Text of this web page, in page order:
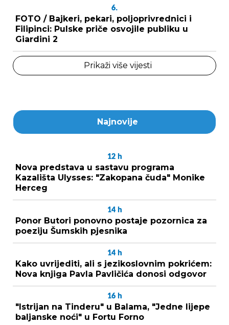
6.
FOTO / Bajkeri, pekari, poljoprivrednici i
Filipinci: Pulske priče osvojile publiku u
Giardini 2
Prikaži više vijesti
Najnovije
12 h
Nova predstava u sastavu programa
Kazališta Ulysses: "Zakopana čuda" Monike
Herceg
14 h
Ponor Butori ponovno postaje pozornica za
poeziju Šumskih pjesnika
14 h
Kako uvrijediti, ali s jezikoslovnim pokrićem:
Nova knjiga Pavla Pavličića donosi odgovor
16 h
"Istrijan na Tinderu" u Balama, "Jedne lijepe
baljanske noći" u Fortu Forno